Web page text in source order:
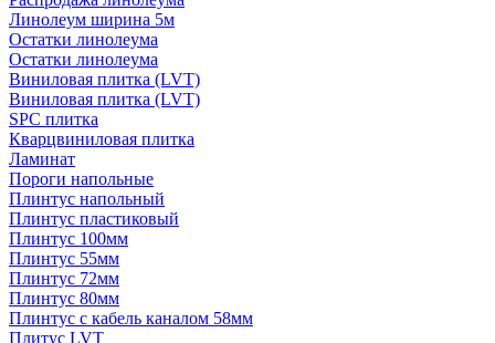
Линолеум ширина 5м
Остатки линолеума
Остатки линолеума
Виниловая плитка (LVT)
Виниловая плитка (LVT)
SPC плитка
Кварцвиниловая плитка
Ламинат
Пороги напольные
Плинтус напольный
Плинтус пластиковый
Плинтус 100мм
Плинтус 55мм
Плинтус 72мм
Плинтус 80мм
Плинтус с кабель каналом 58мм
Плитус LVT